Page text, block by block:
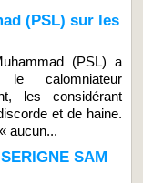
(PSL) sur les
(PSL) a
le calomniateur
les considérant
et de haine.
aucun...
SAM